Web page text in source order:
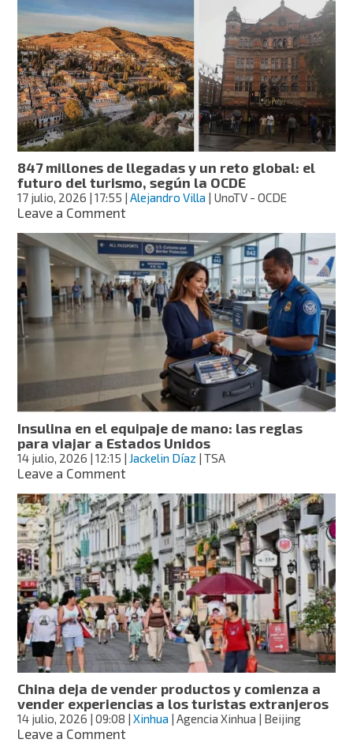
bonita
del
mundo
ocurre
en
Valdivia
y
transforma
el
paisaje
del
sur
de
847 millones de llegadas y un reto global: el
futuro del turismo, según la OCDE
17 julio, 2026 | 17:55 |Alejandro Villa | UnoTV - OCDE
Leave a Commenton
millones
de
llegadas
y
un
reto
global:
futuro
del
turismo,
según
la
OCDE
Insulina en el equipaje de mano: las reglas
para viajar a Estados Unidos
14 julio, 2026 | 12:15 | Jackelin Díaz | TSA
Leave a Commenton
en
el
equipaje
de
mano:
las
reglas
para
viajar
a
Estados
Unidos
China deja de vender productos y comienza a
vender experiencias a los turistas extranjeros
14 julio, 2026 | 09:08 |Xinhua | Agencia Xinhua | Beijing
Leave a Commenton